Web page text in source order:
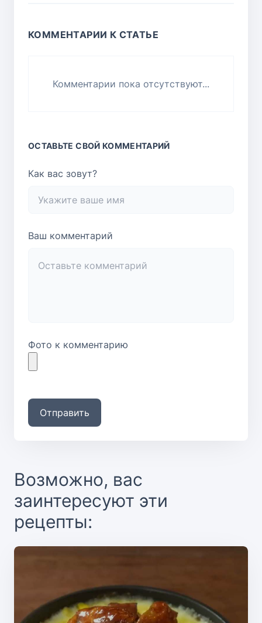
КОММЕНТАРИИ К СТАТЬЕ
Комментарии пока отсутствуют...
ОСТАВЬТЕ СВОЙ КОММЕНТАРИЙ
Как вас зовут?
Ваш комментарий
Фото к комментарию
Отправить
Возможно, вас
заинтересуют эти
рецепты: